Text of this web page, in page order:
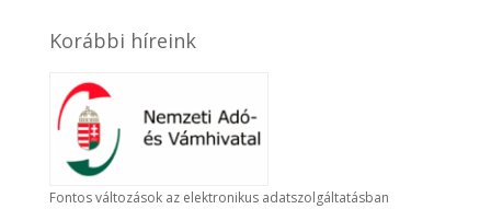
Korábbi híreink
Fontos változások az elektronikus adatszolgáltatásban